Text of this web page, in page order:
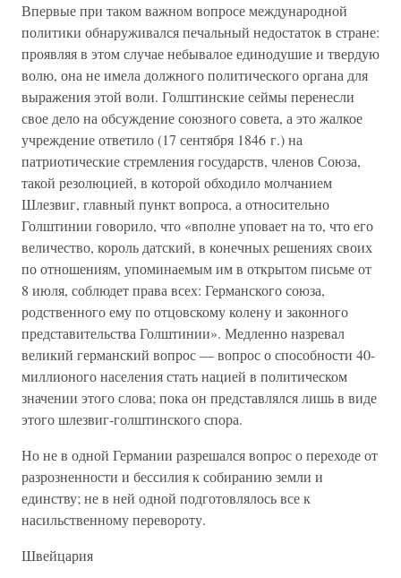
Впервые при таком важном вопросе международной
политики обнаруживался печальный недостаток в стране:
проявляя в этом случае небывалое единодушие и твердую
волю, она не имела должного политического органа для
выражения этой воли. Голштинские сеймы перенесли
свое дело на обсуждение союзного совета, а это жалкое
учреждение ответило (17 сентября 1846 г.) на
патриотические стремления государств, членов Союза,
такой резолюцией, в которой обходило молчанием
Шлезвиг, главный пункт вопроса, а относительно
Голштинии говорило, что «вполне уповает на то, что его
величество, король датский, в конечных решениях своих
по отношениям, упоминаемым им в открытом письме от
8 июля, соблюдет права всех: Германского союза,
родственного ему по отцовскому колену и законного
представительства Голштинии». Медленно назревал
великий германский вопрос — вопрос о способности 40-
миллионого населения стать нацией в политическом
значении этого слова; пока он представлялся лишь в виде
этого шлезвиг-голштинского спора.
Но не в одной Германии разрешался вопрос о переходе от
разрозненности и бессилия к собиранию земли и
единству; не в ней одной подготовлялось все к
насильственному перевороту.
Швейцария